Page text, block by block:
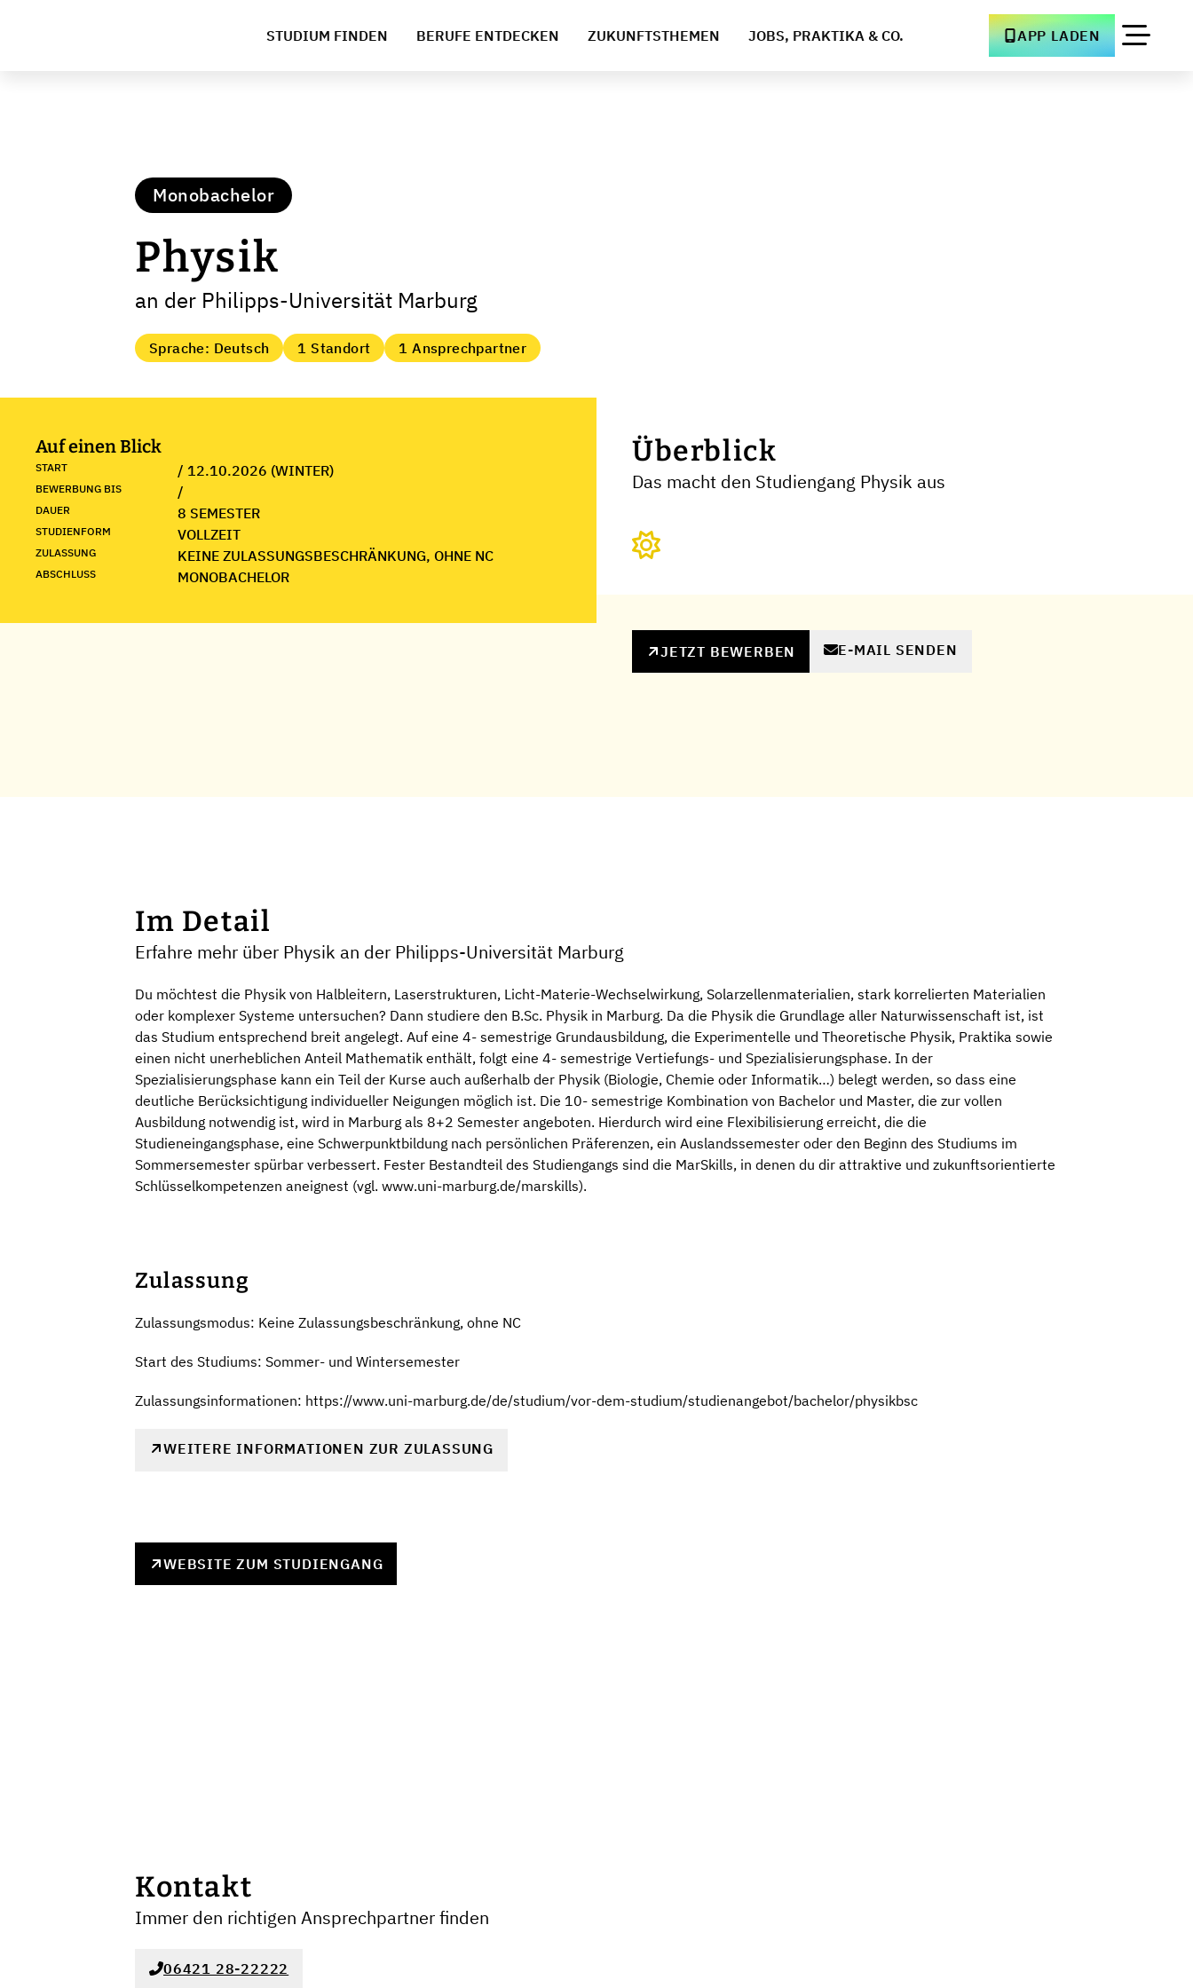
STUDIUM FINDEN BERUFE ENTDECKEN ZUKUNFTSTHEMEN JOBS, PRAKTIKA & CO. APP LADEN
Monobachelor
Physik
an der Philipps-Universität Marburg
Sprache: Deutsch 1 Standort 1 Ansprechpartner
Auf einen Blick
START / 12.10.2026 (WINTER)
BEWERBUNG BIS /
DAUER 8 SEMESTER
STUDIENFORM VOLLZEIT
ZULASSUNG KEINE ZULASSUNGSBESCHRÄNKUNG, OHNE NC
ABSCHLUSS MONOBACHELOR
Überblick
Das macht den Studiengang Physik aus
JETZT BEWERBEN E-MAIL SENDEN
Im Detail
Erfahre mehr über Physik an der Philipps-Universität Marburg
Du möchtest die Physik von Halbleitern, Laserstrukturen, Licht-Materie-Wechselwirkung, Solarzellenmaterialien, stark korrelierten Materialien
oder komplexer Systeme untersuchen? Dann studiere den B.Sc. Physik in Marburg. Da die Physik die Grundlage aller Naturwissenschaft ist, ist
das Studium entsprechend breit angelegt. Auf eine 4- semestrige Grundausbildung, die Experimentelle und Theoretische Physik, Praktika sowie
einen nicht unerheblichen Anteil Mathematik enthält, folgt eine 4- semestrige Vertiefungs- und Spezialisierungsphase. In der
Spezialisierungsphase kann ein Teil der Kurse auch außerhalb der Physik (Biologie, Chemie oder Informatik…) belegt werden, so dass eine
deutliche Berücksichtigung individueller Neigungen möglich ist. Die 10- semestrige Kombination von Bachelor und Master, die zur vollen
Ausbildung notwendig ist, wird in Marburg als 8+2 Semester angeboten. Hierdurch wird eine Flexibilisierung erreicht, die die
Studieneingangsphase, eine Schwerpunktbildung nach persönlichen Präferenzen, ein Auslandssemester oder den Beginn des Studiums im
Sommersemester spürbar verbessert. Fester Bestandteil des Studiengangs sind die MarSkills, in denen du dir attraktive und zukunftsorientierte
Schlüsselkompetenzen aneignest (vgl. www.uni-marburg.de/marskills).
Zulassung
Zulassungsmodus: Keine Zulassungsbeschränkung, ohne NC
Start des Studiums: Sommer- und Wintersemester
Zulassungsinformationen: https://www.uni-marburg.de/de/studium/vor-dem-studium/studienangebot/bachelor/physikbsc
WEITERE INFORMATIONEN ZUR ZULASSUNG
WEBSITE ZUM STUDIENGANG
Kontakt
Immer den richtigen Ansprechpartner finden
06421 28-22222